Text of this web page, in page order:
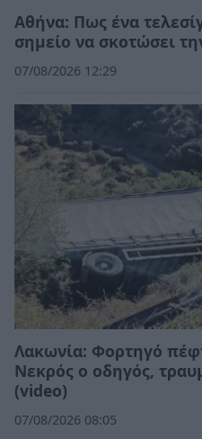
Αθήνα: Πως ένα
σημείο να σκοτώσει
07/08/2026 12:29
Λακωνία: Φορτηγό
Νεκρός ο οδηγός,
(video)
07/08/2026 08:05